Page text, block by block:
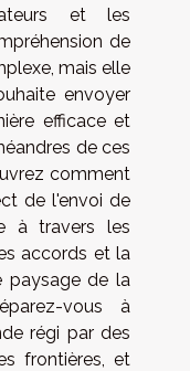
et les
de
mais elle
envoyer
efficace et
de ces
comment
de l'envoi de
à travers les
accords et la
paysage de la
vous à
régi par des
frontières, et